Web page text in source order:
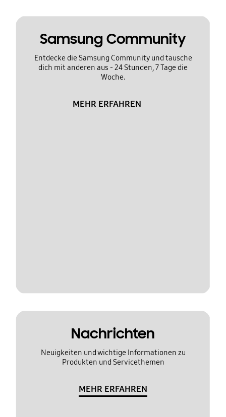
Samsung Community
Entdecke die Samsung Community und tausche
dich mit anderen aus - 24 Stunden, 7 Tage die
Woche.
MEHR ERFAHREN
Nachrichten
Neuigkeiten und wichtige Informationen zu
Produkten und Servicethemen
MEHR ERFAHREN